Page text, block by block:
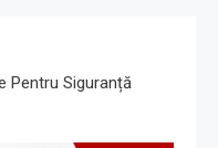
Pentru Siguranță